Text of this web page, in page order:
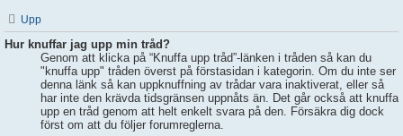
Upp
Hur knuffar jag upp min tråd?
Genom att klicka på “Knuffa upp tråd”-länken i tråden så kan du
"knuffa upp" tråden överst på förstasidan i kategorin. Om du inte ser
denna länk så kan uppknuffning av trådar vara inaktiverat, eller så
har inte den krävda tidsgränsen uppnåts än. Det går också att knuffa
upp en tråd genom att helt enkelt svara på den. Försäkra dig dock
först om att du följer forumreglerna.